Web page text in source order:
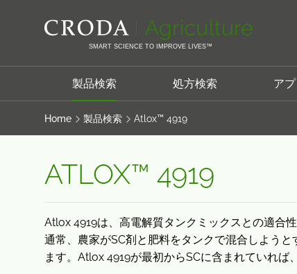
SMART SCIENCE TO IMPROVE LIVES™
製品検索 処方検索 ア
Home 製品検索 Atlox™ 4919
ATLOX™ 4919
Atlox 4919は、高電解質タンクミックスとの適合
通常、農家がSC剤と肥料をタンクで混合しよう
ます。Atlox 4919が最初からSCに含まれていれば